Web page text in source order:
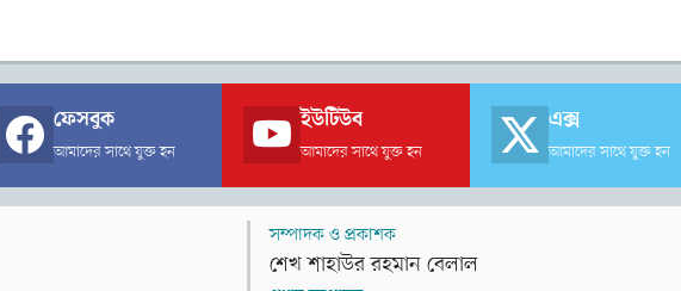
ফেসবুক
আমাদের সাথে যুক্ত হন
ইউটিউব
আমাদের সাথে যুক্ত হন
এক্স
আমাদের সাথে যুক্ত হন
সম্পাদক ও প্রকাশক
শেখ শাহাউর রহমান বেলাল